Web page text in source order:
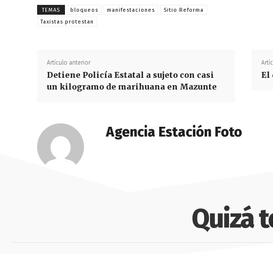
TEMAS bloqueos manifestaciones
Sitio Reforma
Taxistas protestan
Artículo anterior
Detiene Policía Estatal a sujeto con casi
un kilogramo de marihuana en Mazunte
El
Agencia Estación Foto
Quizá